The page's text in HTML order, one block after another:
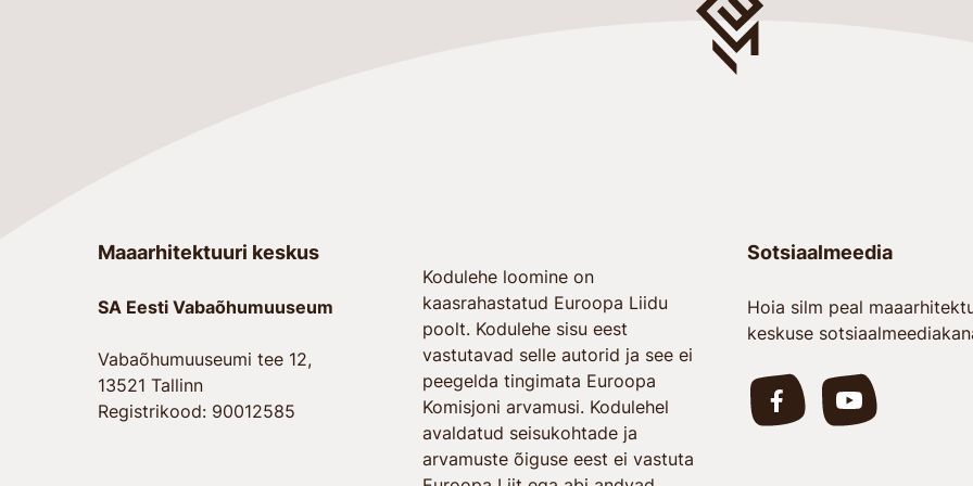
Maaarhitektuuri keskus
SA Eesti Vabaõhumuuseum
Vabaõhumuuseumi tee 12,
13521 Tallinn
Registrikood: 90012585
Kodulehe loomine on
kaasrahastatud Euroopa Liidu
poolt. Kodulehe sisu eest
vastutavad selle autorid ja see ei
peegelda tingimata Euroopa
Komisjoni arvamusi. Kodulehel
avaldatud seisukohtade ja
arvamuste õiguse eest ei vastuta
Sotsiaalmeedia
Hoia silm peal
keskuse